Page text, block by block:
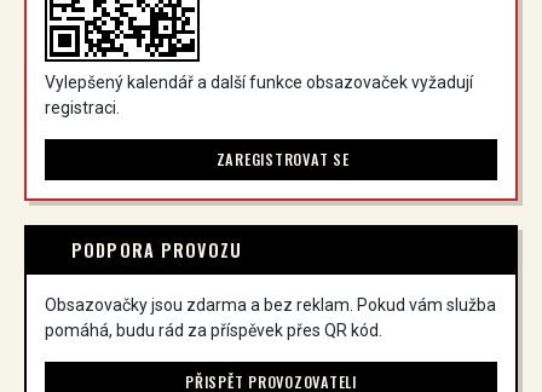
Vylepšený kalendář a další funkce obsazovaček vyžadují
registraci.
ZAREGISTROVAT SE
PODPORA PROVOZU
Obsazovačky jsou zdarma a bez reklam. Pokud vám služba
pomáhá, budu rád za příspěvek přes QR kód.
PŘISPĚT PROVOZOVATELI